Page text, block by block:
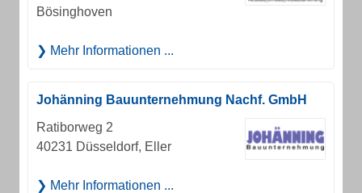
Bösinghoven
Mehr Informationen ...
Johänning Bauunternehmung Nachf. GmbH
Ratiborweg 2
40231 Düsseldorf, Eller
Mehr Informationen ...